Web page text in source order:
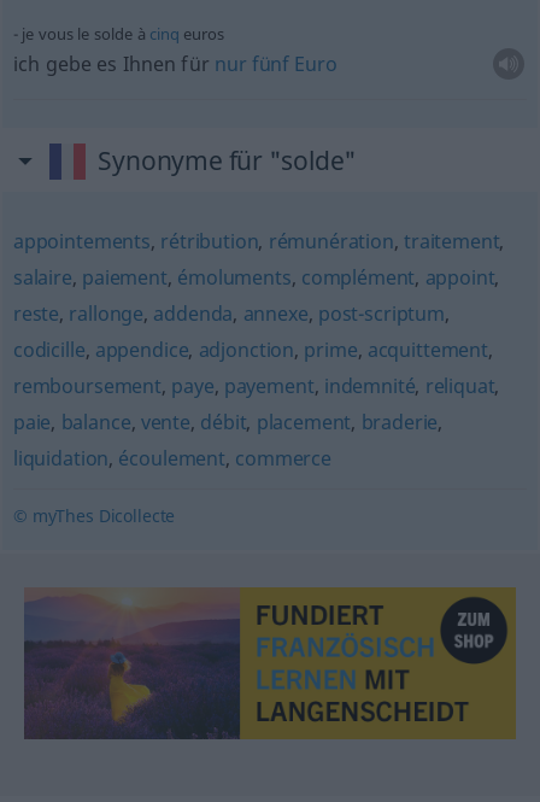
je vous le solde à cinq euros
ich gebe es Ihnen für nur fünf Euro
Synonyme für "solde"
appointements, rétribution, rémunération,traitement,
salaire, paiement, émoluments, complément, appoint,
reste, rallonge, addenda, annexe, post-scriptum,
codicille, appendice, adjonction, prime, acquittement,
remboursement, paye, payement, indemnité, reliquat,
paie, balance, vente, débit, placement, braderie,
liquidation, écoulement, commerce
© myThes Dicollecte